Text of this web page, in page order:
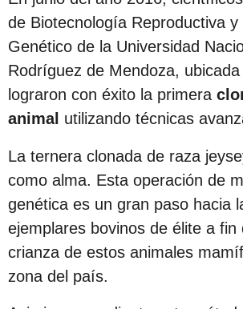
de Biotecnología Reproductiva
Genético de la Universidad
Rodríguez de Mendoza,
lograron con éxito la primera
animal utilizando técnicas
La ternera clonada de raza
como alma. Esta operación de
genética es un gran paso hacia
ejemplares bovinos de élite a fin
crianza de estos animales
zona del país.